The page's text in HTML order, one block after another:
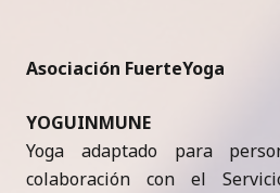
Asociación FuerteYoga
YOGUINMUNE
Yoga adaptado para
colaboración con el